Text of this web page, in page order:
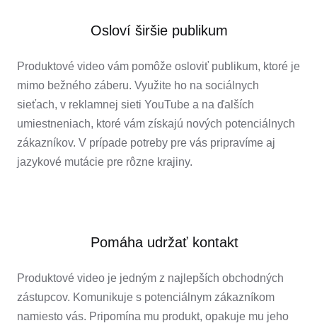
Osloví širšie publikum
Produktové video vám pomôže osloviť publikum, ktoré je
mimo bežného záberu. Využite ho na sociálnych
sieťach, v reklamnej sieti YouTube a na ďalších
umiestneniach, ktoré vám získajú nových potenciálnych
zákazníkov. V prípade potreby pre vás pripravíme aj
jazykové mutácie pre rôzne krajiny.
Pomáha udržať kontakt
Produktové video je jedným z najlepších obchodných
zástupcov. Komunikuje s potenciálnym zákazníkom
namiesto vás. Pripomína mu produkt, opakuje mu jeho